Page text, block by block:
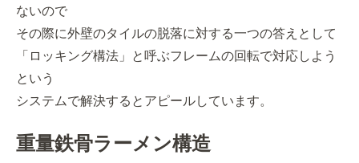
ないので
その際に外壁のタイルの脱落に対する一つの答えとして
「ロッキング構法」と呼ぶフレームの回転で対応しよう
という
システムで解決するとアピールしています。
重量鉄骨ラーメン構造